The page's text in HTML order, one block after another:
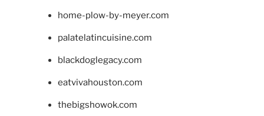
home-plow-by-meyer.com
palatelatincuisine.com
blackdoglegacy.com
eatvivahouston.com
thebigshowok.com